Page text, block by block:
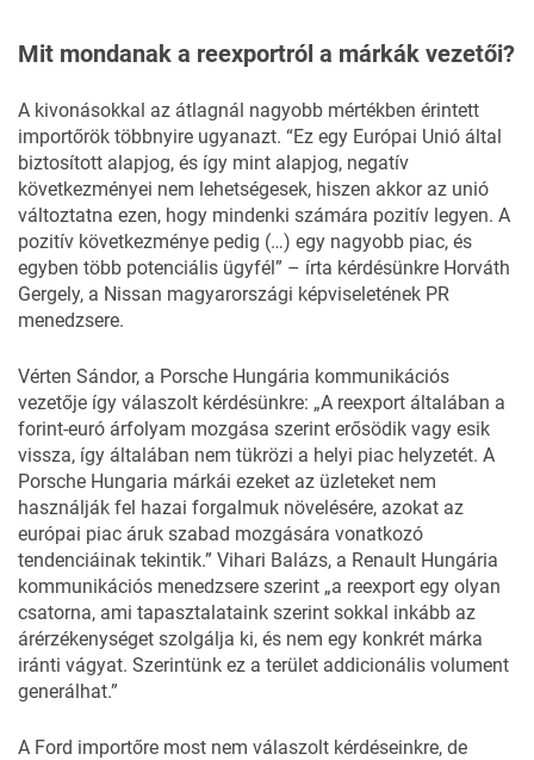
Mit mondanak a reexportról a márkák vezetői?
A kivonásokkal az átlagnál nagyobb mértékben érintett
importőrök többnyire ugyanazt. “Ez egy Európai Unió által
biztosított alapjog, és így mint alapjog, negatív
következményei nem lehetségesek, hiszen akkor az unió
változtatna ezen, hogy mindenki számára pozitív legyen. A
pozitív következménye pedig (…) egy nagyobb piac, és
egyben több potenciális ügyfél” – írta kérdésünkre Horváth
Gergely, a Nissan magyarországi képviseletének PR
menedzsere.
Vérten Sándor, a Porsche Hungária kommunikációs
vezetője így válaszolt kérdésünkre: „A reexport általában a
forint-euró árfolyam mozgása szerint erősödik vagy esik
vissza, így általában nem tükrözi a helyi piac helyzetét. A
Porsche Hungaria márkái ezeket az üzleteket nem
használják fel hazai forgalmuk növelésére, azokat az
európai piac áruk szabad mozgására vonatkozó
tendenciáinak tekintik.” Vihari Balázs, a Renault Hungária
kommunikációs menedzsere szerint „a reexport egy olyan
csatorna, ami tapasztalataink szerint sokkal inkább az
árérzékenységet szolgálja ki, és nem egy konkrét márka
iránti vágyat. Szerintünk ez a terület addicionális volument
generálhat.”
A Ford importőre most nem válaszolt kérdéseinkre, de